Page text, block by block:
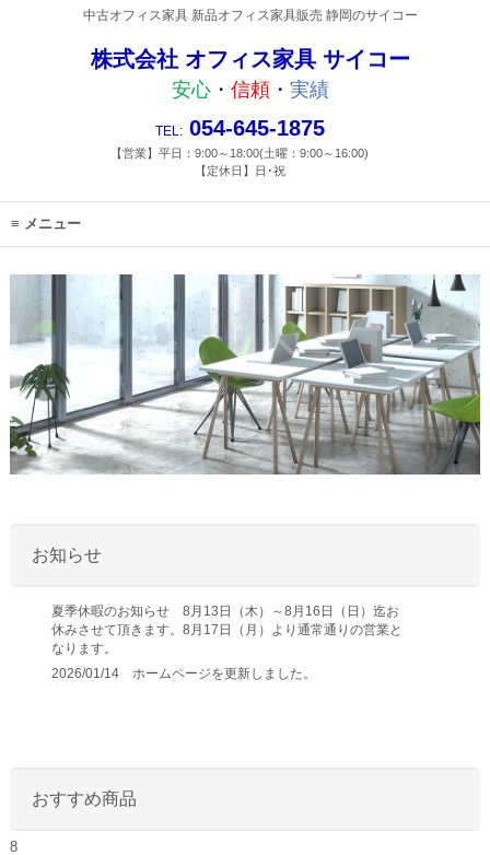
中古オフィス家具 新品オフィス家具販売 静岡のサイコー
株式会社 オフィス家具 サイコー
安心 ・ 信頼 ・ 実績
TEL:054-645-1875
【営業】平日：9:00～18:00(土曜：9:00～16:00)
【定休日】日･祝
メニュー
お知らせ
夏季休暇のお知らせ 8月13日（木）～8月16日（日）迄お
休みさせて頂きます。8月17日（月）より通常通りの営業と
なります。
2026/01/14 ホームページを更新しました。
おすすめ商品
8